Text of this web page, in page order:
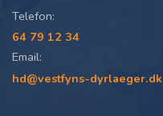
Telefon:
64 79 12 34
Email:
hd@vestfyns-dyrlaeger.dk